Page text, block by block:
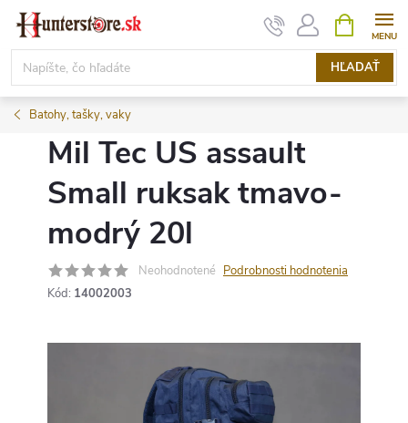
Prejsť
obsah
HĽADAŤ
KOŠÍK
Batohy, tašky, vaky
Mil Tec US assault
Small ruksak tmavo-
modrý 20l
Neohodnotené Podrobnosti hodnotenia
Kód: 14002003